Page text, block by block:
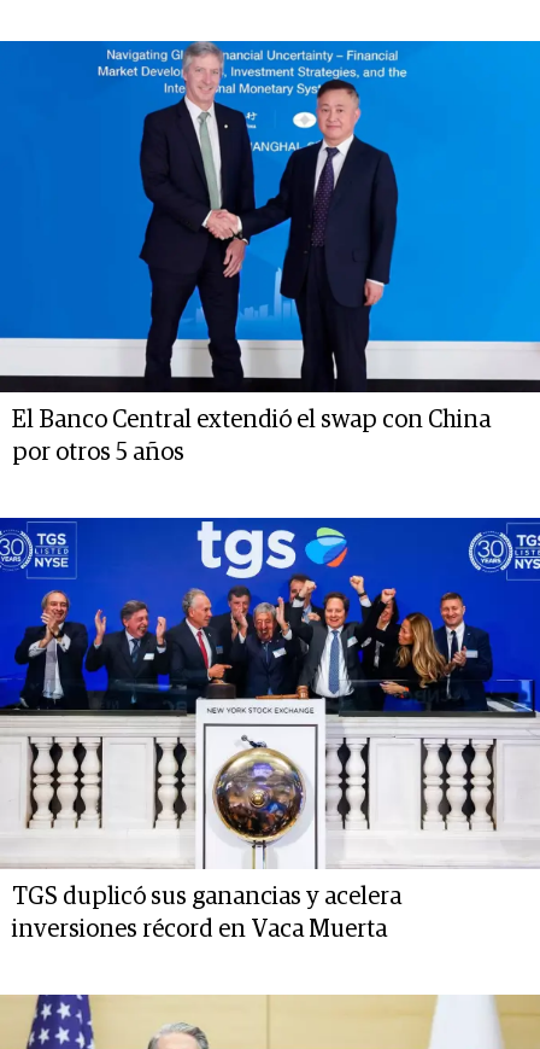
El Banco Central extendió el swap con China
por otros 5 años
TGS duplicó sus ganancias y acelera
inversiones récord en Vaca Muerta